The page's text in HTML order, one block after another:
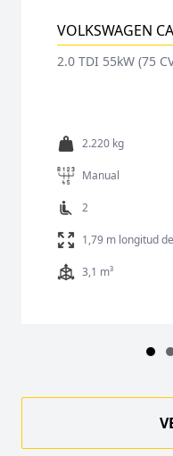
VOLKSWAGEN
2.0 TDI 55kW (75
2.220 kg
Manual
2
1,79 m longitud
3,1 m³